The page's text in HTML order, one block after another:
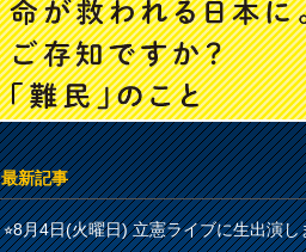
最新記事
⭐︎8月4日(火曜日) 立憲ライブに生出演し